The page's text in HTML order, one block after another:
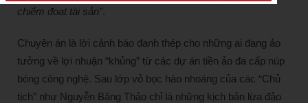
chiếm đoạt tài sản”.
Chuyên án là lời cảnh báo đanh thép cho những ai đang ảo
tưởng về lợi nhuận “khủng” từ các dự án tiền ảo đa cấp núp
bóng công nghệ. Sau lớp vỏ bọc hào nhoáng của các “Chủ
tịch” như Nguyễn Băng Thảo chỉ là những kịch bản lừa đảo